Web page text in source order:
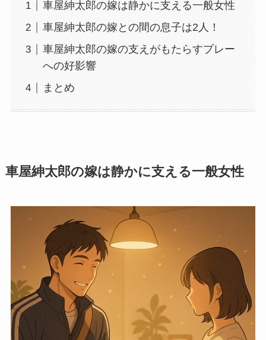
車屋紳太郎の嫁は静かに支える一般女性
車屋紳太郎の嫁との間の息子は2人！
車屋紳太郎の嫁の支えがもたらすプレー
への好影響
まとめ
車屋紳太郎の嫁は静かに支える一般女性